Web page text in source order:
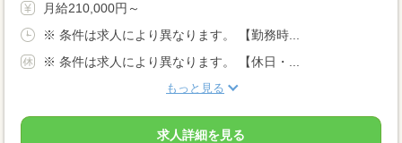
月給210,000円～
※ 条件は求人により異なります。 【勤務時...
※ 条件は求人により異なります。 【休日・...
もっと見る
求人詳細を見る